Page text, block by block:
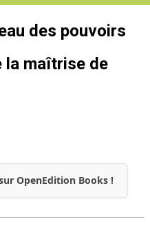
des pouvoirs
la maîtrise de
OpenEdition Books !